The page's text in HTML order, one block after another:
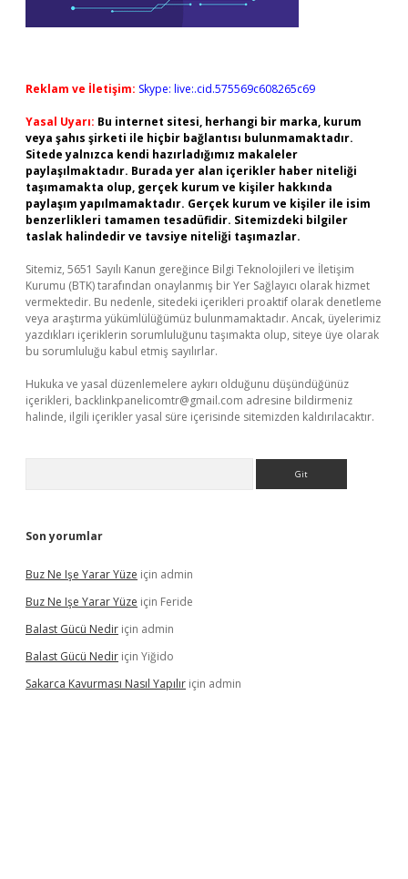
Reklam ve İletişim: Skype: live:.cid.575569c608265c69
Yasal Uyarı: Bu internet sitesi, herhangi bir marka, kurum
veya şahıs şirketi ile hiçbir bağlantısı bulunmamaktadır.
Sitede yalnızca kendi hazırladığımız makaleler
paylaşılmaktadır. Burada yer alan içerikler haber niteliği
taşımamakta olup, gerçek kurum ve kişiler hakkında
paylaşım yapılmamaktadır. Gerçek kurum ve kişiler ile isim
benzerlikleri tamamen tesadüfidir. Sitemizdeki bilgiler
taslak halindedir ve tavsiye niteliği taşımazlar.
Sitemiz, 5651 Sayılı Kanun gereğince Bilgi Teknolojileri ve İletişim
Kurumu (BTK) tarafından onaylanmış bir Yer Sağlayıcı olarak hizmet
vermektedir. Bu nedenle, sitedeki içerikleri proaktif olarak denetleme
veya araştırma yükümlülüğümüz bulunmamaktadır. Ancak, üyelerimiz
yazdıkları içeriklerin sorumluluğunu taşımakta olup, siteye üye olarak
bu sorumluluğu kabul etmiş sayılırlar.
Hukuka ve yasal düzenlemelere aykırı olduğunu düşündüğünüz
içerikleri, backlinkpanelicomtr@gmail.com adresine bildirmeniz
halinde, ilgili içerikler yasal süre içerisinde sitemizden kaldırılacaktır.
Son yorumlar
Buz Ne Işe Yarar Yüze için admin
Buz Ne Işe Yarar Yüze için Feride
Balast Gücü Nedir için admin
Balast Gücü Nedir için Yiğido
Sakarca Kavurması Nasıl Yapılır için admin